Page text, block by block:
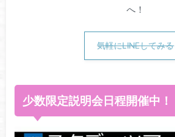
へ！
気軽にLINEしてみる
少数限定説明会日程開催中！